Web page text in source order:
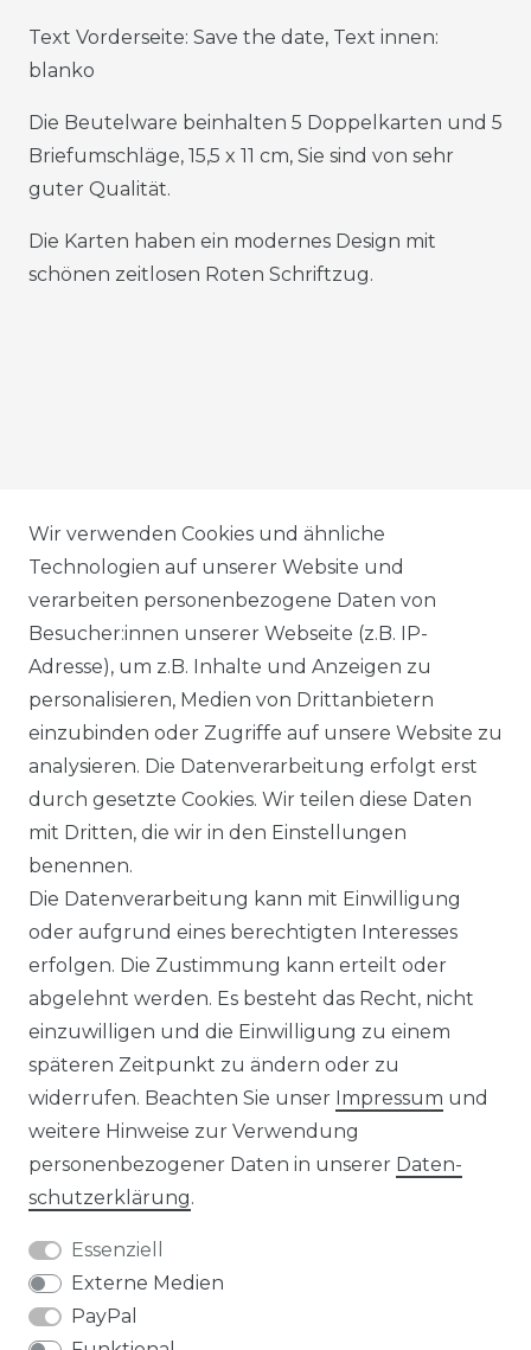
Text Vorderseite: Save the date, Text innen:
blanko
Die Beutelware beinhalten 5 Doppelkarten und 5
Briefumschläge, 15,5 x 11 cm, Sie sind von sehr
guter Qualität.
Die Karten haben ein modernes Design mit
schönen zeitlosen Roten Schriftzug.
AGB
DATENSCHUTZERKLÄRUNG
WIDERRUFSRECHT
IMPRESSUM
KONTAKT
Unsere Zahlungsmöglichkeiten
Wir versenden mit
Wir verwenden Cookies und ähnliche
Technologien auf unserer Website und
verarbeiten personenbezogene Daten von
Besucher:innen unserer Webseite (z.B. IP-
Adresse), um z.B. Inhalte und Anzeigen zu
personalisieren, Medien von Drittanbietern
einzubinden oder Zugriffe auf unsere Website zu
analysieren. Die Datenverarbeitung erfolgt erst
durch gesetzte Cookies. Wir teilen diese Daten
mit Dritten, die wir in den Einstellungen
benennen.
Die Datenverarbeitung kann mit Einwilligung
oder aufgrund eines berechtigten Interesses
erfolgen. Die Zustimmung kann erteilt oder
abgelehnt werden. Es besteht das Recht, nicht
einzuwilligen und die Einwilligung zu einem
späteren Zeitpunkt zu ändern oder zu
widerrufen. Beachten Sie unser Impressum und
weitere Hinweise zur Verwendung
personenbezogener Daten in unserer Daten­
schutz­erklärung.
Essenziell
Externe Medien
PayPal